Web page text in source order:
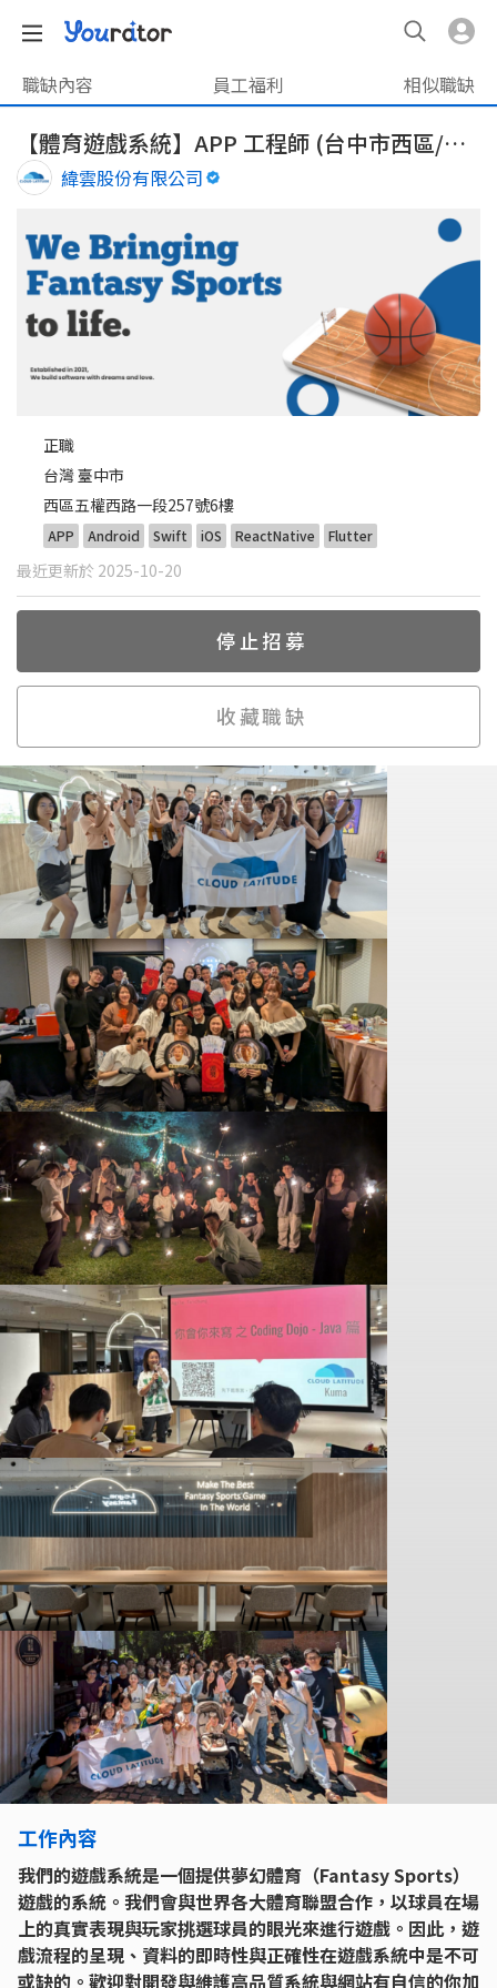
職缺內容 員工福利 相似職缺
【體育遊戲系統】APP 工程師 (台中市西區/或可全遠端)
緯雲股份有限公司
正職
台灣 臺中市
西區五權西路一段257號6樓
APP Android Swift iOS ReactNative Flutter
最近更新於 2025-10-20
停止招募
收藏職缺
工作內容
我們的遊戲系統是一個提供夢幻體育（Fantasy Sports）
遊戲的系統。我們會與世界各大體育聯盟合作，以球員在場
上的真實表現與玩家挑選球員的眼光來進行遊戲。因此，遊
戲流程的呈現、資料的即時性與正確性在遊戲系統中是不可
或缺的。歡迎對開發與維護高品質系統與網站有自信的你加